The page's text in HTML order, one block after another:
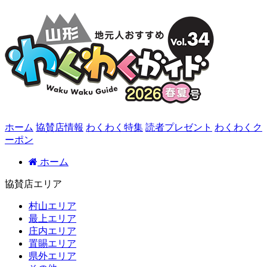
ホーム 協賛店情報 わくわく特集 読者プレゼント わくわくク
ーポン
ホーム
協賛店エリア
村山エリア
最上エリア
庄内エリア
置賜エリア
県外エリア